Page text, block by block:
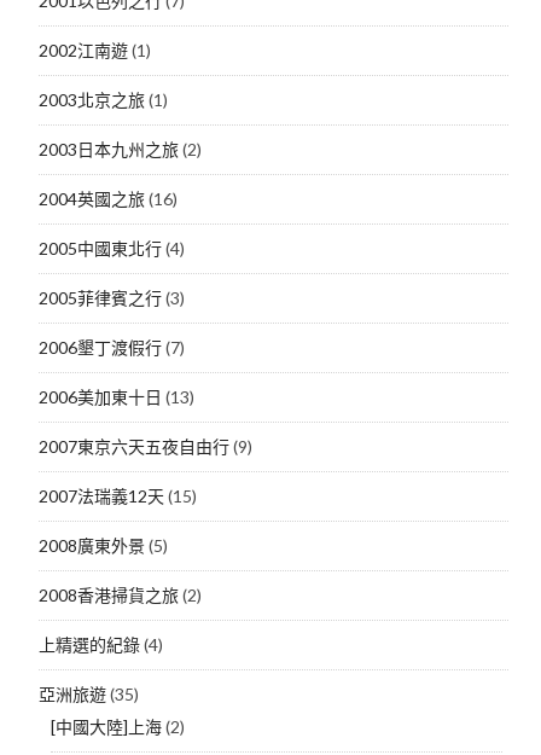
2002江南遊(1)
2003北京之旅(1)
2003日本九州之旅(2)
2004英國之旅(16)
2005中國東北行(4)
2005菲律賓之行(3)
2006墾丁渡假行(7)
2006美加東十日 (13)
2007東京六天五夜自由行(9)
2007法瑞義12天(15)
2008廣東外景(5)
2008香港掃貨之旅(2)
上精選的紀錄(4)
亞洲旅遊(35)
[中國大陸]上海(2)